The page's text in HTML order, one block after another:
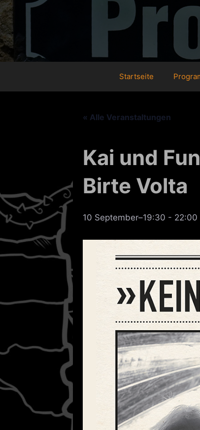
Zum
Inhalt
springen
Startseite
« Alle Veranstaltungen
Kai und
Birte Volta
10 September–19:30 - 22:00